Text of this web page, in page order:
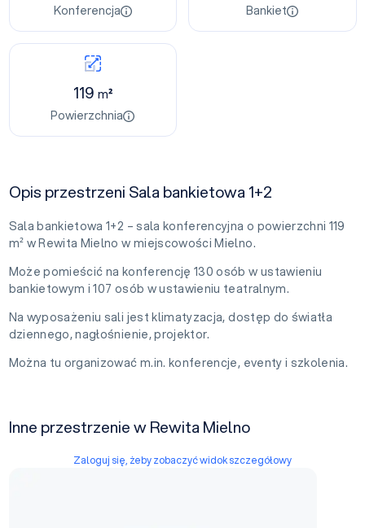
Konferencja Bankiet
119 m²
Powierzchnia
Opis przestrzeni Sala bankietowa 1+2
Sala bankietowa 1+2 – sala konferencyjna o powierzchni 119
m² w Rewita Mielno w miejscowości Mielno.
Może pomieścić na konferencję 130 osób w ustawieniu
bankietowym i 107 osób w ustawieniu teatralnym.
Na wyposażeniu sali jest klimatyzacja, dostęp do światła
dziennego, nagłośnienie, projektor.
Można tu organizować m.in. konferencje, eventy i szkolenia.
Inne przestrzenie w Rewita Mielno
Zaloguj się, żeby zobaczyć widok szczegółowy